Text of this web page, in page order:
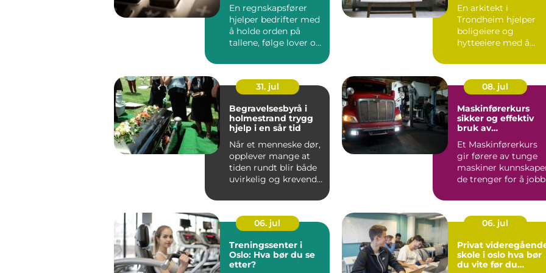
En regnskapsfører
hjelper bedrifter med
å holde orden på
tallene, følge lover og
En arkitekt i
Trondheim hjelper
boligeiere og
hytteeiere med å
vakre og gjennomt...
31. jul
Begravelsesbyrå i
holmestrand trygg
hjelp i en sår tid
Når et menneske dør,
opplever mange at
tiden rundt blir både
uvirkelig og krevende.
08. jul
Maskinførerkurs
sikker og effektiv
bruk av
skiner
Et Maskinførerkurs
gir førere av tunge
maskiner
de trenger for å
06. jul
Treningssenter i
Oslo: Hva bør du se
etter?
06. jul
Privat
skole i oslo hva bør
du vite før du